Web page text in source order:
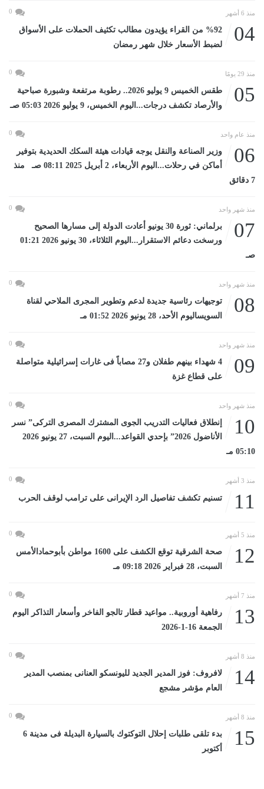
منذ 6 أشهر 0
04
%92 من القراء يؤيدون مطالب تكثيف الحملات على الأسواق
لضبط الأسعار خلال شهر رمضان
منذ 29 يومًا 0
05
طقس الخميس 9 يوليو 2026.. رطوبة مرتفعة وشبورة صباحية
والأرصاد تكشف درجات...اليوم الخميس، 9 يوليو 2026 05:03 صـ
منذ عام واحد 0
06
وزير الصناعة والنقل يوجه قيادات هيئة السكك الحديدية بتوفير
أماكن في رحلات...اليوم الأربعاء، 2 أبريل 2025 08:11 صـ منذ
7 دقائق
منذ شهر واحد 0
07
برلماني: ثورة 30 يونيو أعادت الدولة إلى مسارها الصحيح
ورسخت دعائم الاستقرار...اليوم الثلاثاء، 30 يونيو 2026 01:21
صـ
منذ شهر واحد 0
08
توجيهات رئاسية جديدة لدعم وتطوير المجرى الملاحي لقناة
السويساليوم الأحد، 28 يونيو 2026 01:52 مـ
منذ شهر واحد 0
09
4 شهداء بينهم طفلان و27 مصاباً فى غارات إسرائيلية متواصلة
على قطاع غزة
منذ شهر واحد 0
10
إنطلاق فعاليات التدريب الجوى المشترك المصرى التركى” نسر
الأناضول 2026” بإحدي القواعد...اليوم السبت، 27 يونيو 2026
05:10 مـ
منذ 3 أشهر 0
11 تسنيم تكشف تفاصيل الرد الإيرانى على ترامب لوقف الحرب
منذ 5 أشهر 0
12
صحة الشرقية توقع الكشف على 1600 مواطن بأبوحمادالأمس
السبت، 28 فبراير 2026 09:18 مـ
منذ 7 أشهر 0
13
رفاهية أوروبية.. مواعيد قطار تالجو الفاخر وأسعار التذاكر اليوم
الجمعة 16-1-2026
منذ 8 أشهر 0
14
لافروف: فوز المدير الجديد لليونسكو العنانى بمنصب المدير
العام مؤشر مشجع
منذ 8 أشهر 0
15
بدء تلقى طلبات إحلال التوكتوك بالسيارة البديلة فى مدينة 6
أكتوبر